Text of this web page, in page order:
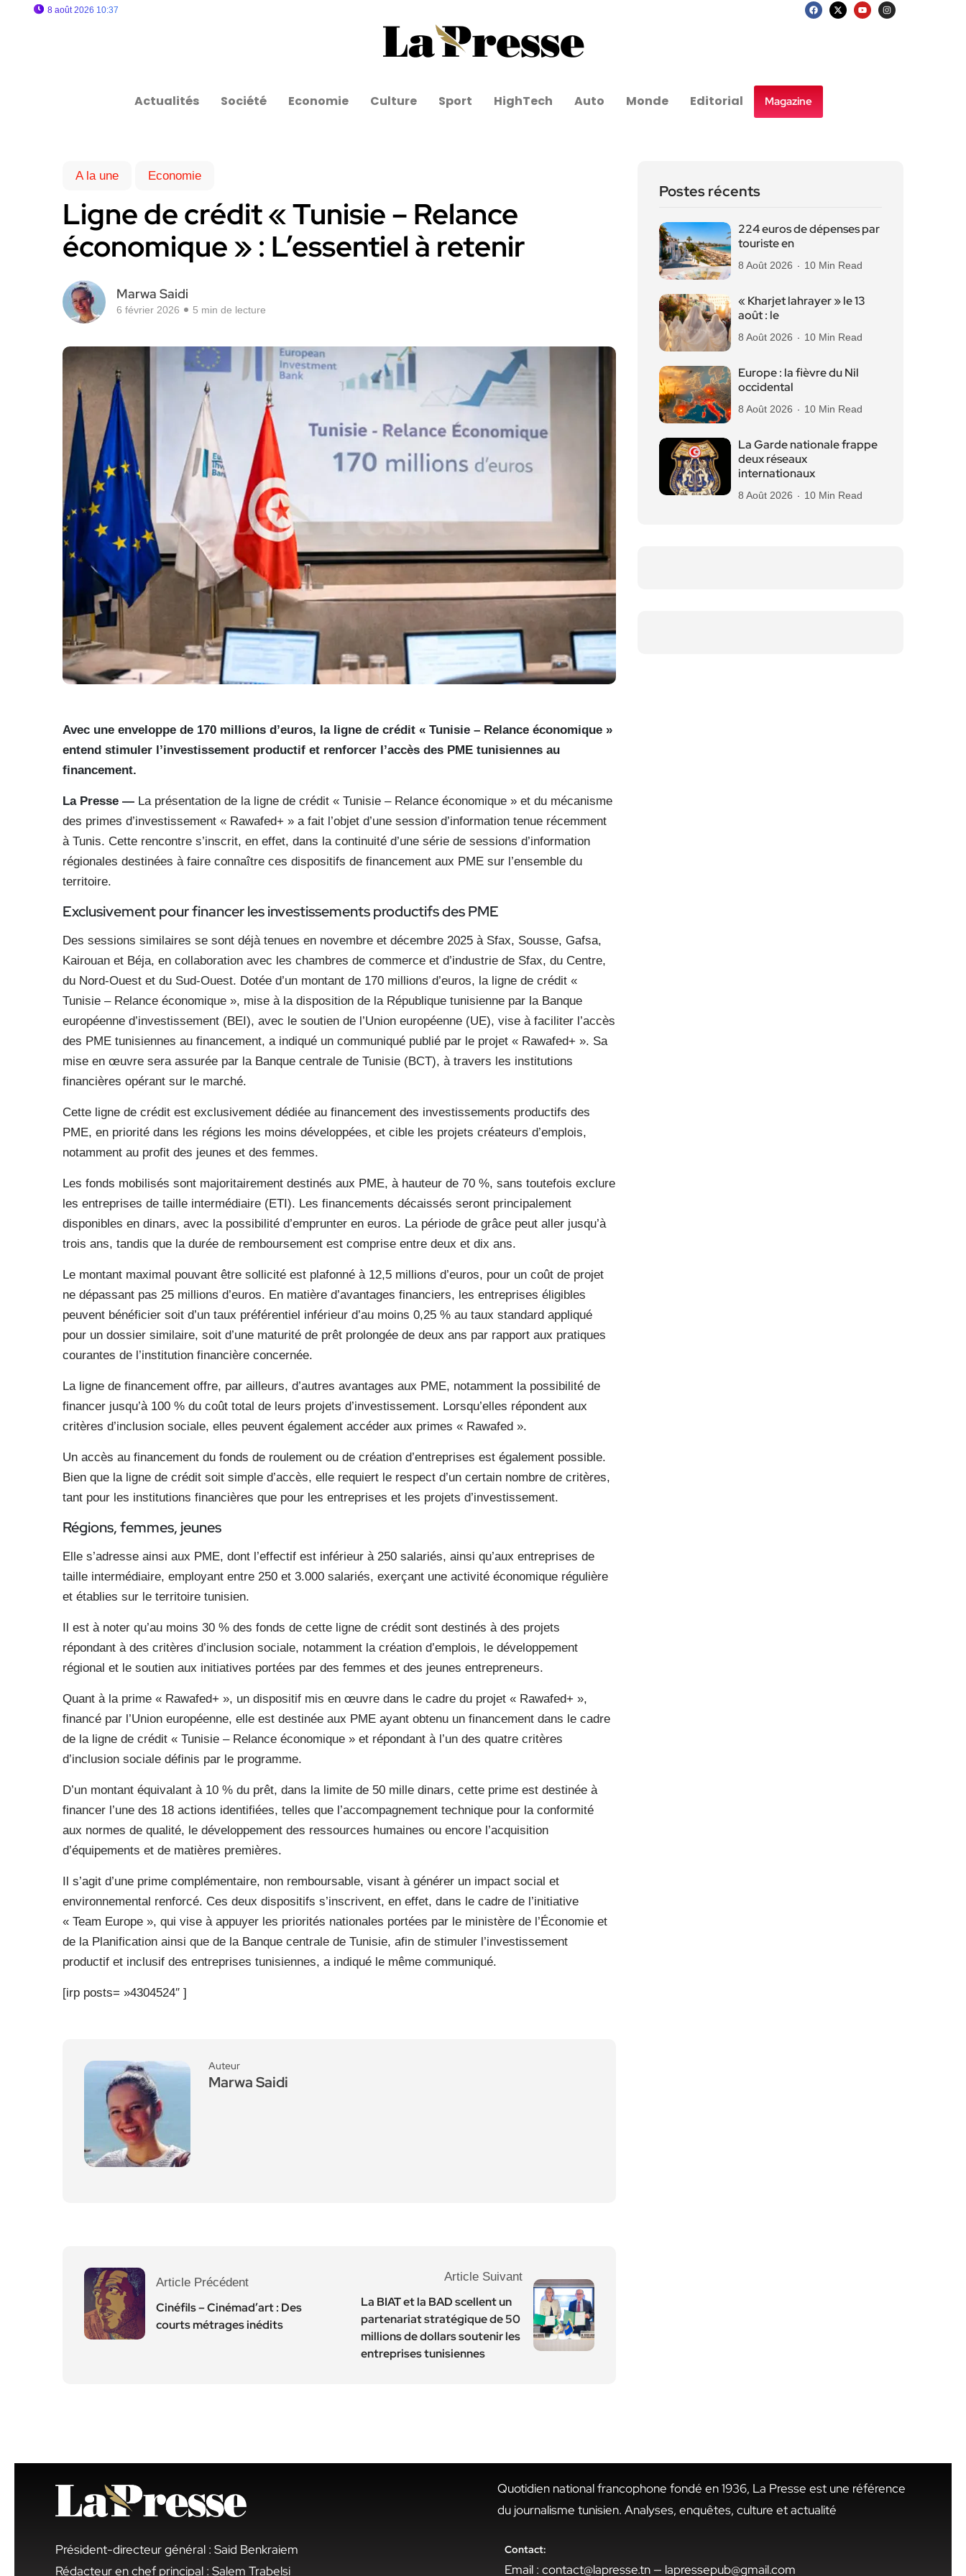
8 août 2026 10:37
Actualités Société Economie Culture Sport HighTech Auto Monde Editorial Magazine
A la une Economie
Ligne de crédit « Tunisie – Relance
économique » : L’essentiel à retenir
Marwa Saidi
6 février 2026 5 min de lecture
Avec une enveloppe de 170 millions d’euros, la ligne de crédit « Tunisie – Relance économique »
entend stimuler l’investissement productif et renforcer l’accès des PME tunisiennes au
financement.
La Presse — La présentation de la ligne de crédit « Tunisie – Relance économique » et du mécanisme
des primes d’investissement « Rawafed+ » a fait l’objet d’une session d’information tenue récemment
à Tunis. Cette rencontre s’inscrit, en effet, dans la continuité d’une série de sessions d’information
régionales destinées à faire connaître ces dispositifs de financement aux PME sur l’ensemble du
territoire.
Exclusivement pour financer les investissements productifs des PME
Des sessions similaires se sont déjà tenues en novembre et décembre 2025 à Sfax, Sousse, Gafsa,
Kairouan et Béja, en collaboration avec les chambres de commerce et d’industrie de Sfax, du Centre,
du Nord-Ouest et du Sud-Ouest. Dotée d’un montant de 170 millions d’euros, la ligne de crédit «
Tunisie – Relance économique », mise à la disposition de la République tunisienne par la Banque
européenne d’investissement (BEI), avec le soutien de l’Union européenne (UE), vise à faciliter l’accès
des PME tunisiennes au financement, a indiqué un communiqué publié par le projet « Rawafed+ ». Sa
mise en œuvre sera assurée par la Banque centrale de Tunisie (BCT), à travers les institutions
financières opérant sur le marché.
Cette ligne de crédit est exclusivement dédiée au financement des investissements productifs des
PME, en priorité dans les régions les moins développées, et cible les projets créateurs d’emplois,
notamment au profit des jeunes et des femmes.
Les fonds mobilisés sont majoritairement destinés aux PME, à hauteur de 70 %, sans toutefois exclure
les entreprises de taille intermédiaire (ETI). Les financements décaissés seront principalement
disponibles en dinars, avec la possibilité d’emprunter en euros. La période de grâce peut aller jusqu’à
trois ans, tandis que la durée de remboursement est comprise entre deux et dix ans.
Le montant maximal pouvant être sollicité est plafonné à 12,5 millions d’euros, pour un coût de projet
ne dépassant pas 25 millions d’euros. En matière d’avantages financiers, les entreprises éligibles
peuvent bénéficier soit d’un taux préférentiel inférieur d’au moins 0,25 % au taux standard appliqué
pour un dossier similaire, soit d’une maturité de prêt prolongée de deux ans par rapport aux pratiques
courantes de l’institution financière concernée.
La ligne de financement offre, par ailleurs, d’autres avantages aux PME, notamment la possibilité de
financer jusqu’à 100 % du coût total de leurs projets d’investissement. Lorsqu’elles répondent aux
critères d’inclusion sociale, elles peuvent également accéder aux primes « Rawafed ».
Un accès au financement du fonds de roulement ou de création d’entreprises est également possible.
Bien que la ligne de crédit soit simple d’accès, elle requiert le respect d’un certain nombre de critères,
tant pour les institutions financières que pour les entreprises et les projets d’investissement.
Régions, femmes, jeunes
Elle s’adresse ainsi aux PME, dont l’effectif est inférieur à 250 salariés, ainsi qu’aux entreprises de
taille intermédiaire, employant entre 250 et 3.000 salariés, exerçant une activité économique régulière
et établies sur le territoire tunisien.
Il est à noter qu’au moins 30 % des fonds de cette ligne de crédit sont destinés à des projets
répondant à des critères d’inclusion sociale, notamment la création d’emplois, le développement
régional et le soutien aux initiatives portées par des femmes et des jeunes entrepreneurs.
Quant à la prime « Rawafed+ », un dispositif mis en œuvre dans le cadre du projet « Rawafed+ »,
financé par l’Union européenne, elle est destinée aux PME ayant obtenu un financement dans le cadre
de la ligne de crédit « Tunisie – Relance économique » et répondant à l’un des quatre critères
d’inclusion sociale définis par le programme.
D’un montant équivalant à 10 % du prêt, dans la limite de 50 mille dinars, cette prime est destinée à
financer l’une des 18 actions identifiées, telles que l’accompagnement technique pour la conformité
aux normes de qualité, le développement des ressources humaines ou encore l’acquisition
d’équipements et de matières premières.
Il s’agit d’une prime complémentaire, non remboursable, visant à générer un impact social et
environnemental renforcé. Ces deux dispositifs s’inscrivent, en effet, dans le cadre de l’initiative
« Team Europe », qui vise à appuyer les priorités nationales portées par le ministère de l’Économie et
de la Planification ainsi que de la Banque centrale de Tunisie, afin de stimuler l’investissement
productif et inclusif des entreprises tunisiennes, a indiqué le même communiqué.
[irp posts= »4304524″ ]
Auteur
Marwa Saidi
Article Précédent
Cinéfils – Cinémad’art : Des
courts métrages inédits
Article Suivant
La BIAT et la BAD scellent un
partenariat stratégique de 50
millions de dollars soutenir les
entreprises tunisiennes
Postes récents
224 euros de dépenses par
touriste en
8 Août 2026 10 Min Read
« Kharjet lahrayer » le 13
août : le
8 Août 2026 10 Min Read
Europe : la fièvre du Nil
occidental
8 Août 2026 10 Min Read
La Garde nationale frappe
deux réseaux
internationaux
8 Août 2026 10 Min Read
Président-directeur général : Said Benkraiem
Rédacteur en chef principal : Salem Trabelsi
Quotidien national francophone fondé en 1936, La Presse est une référence
du journalisme tunisien. Analyses, enquêtes, culture et actualité
Contact:
Email : contact@lapresse.tn — lapressepub@gmail.com